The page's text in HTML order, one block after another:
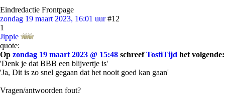
Eindredactie Frontpage
zondag 19 maart 2023, 16:01 uur #12
1
Jippie
quote:
Op zondag 19 maart 2023 @ 15:48 schreefTostiTijd het volgende:
'Denk je dat BBB een blijvertje is'
'Ja, Dit is zo snel gegaan dat het nooit goed kan gaan'
Vragen/antwoorden fout?